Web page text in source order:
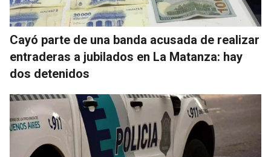
Cayó parte de una banda acusada de realizar
entraderas a jubilados en La Matanza: hay
dos detenidos